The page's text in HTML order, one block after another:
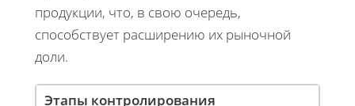
продукции, что, в свою очередь,
способствует расширению их рыночной
доли.
Этапы контролирования